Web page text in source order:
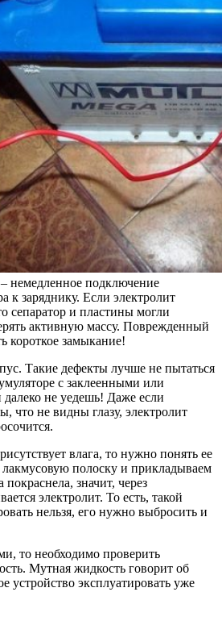
– немедленное подключение
к заряднику. Если электролит
сепаратор и пластины могли
активную массу. Поврежденный
короткое замыкание!
Такие дефекты лучше не пытаться
с заклеенными или
не уедешь! Даже если
что не видны глазу, электролит
влага, то нужно понять ее
лакмусовую полоску и прикладываем
значит, через
электролит. То есть, такой
нельзя, его нужно выбросить и
то необходимо проверить
Мутная жидкость говорит об
устройство эксплуатировать уже